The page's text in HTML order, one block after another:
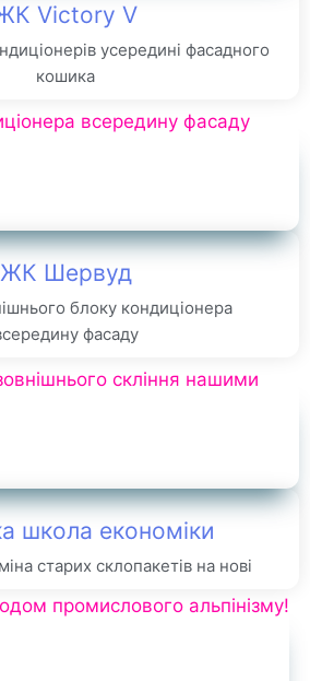
Victory V
усередині фасадного
кошика
ЖК Шервуд
блоку кондиціонера
фасаду
школа економіки
старих склопакетів на нові